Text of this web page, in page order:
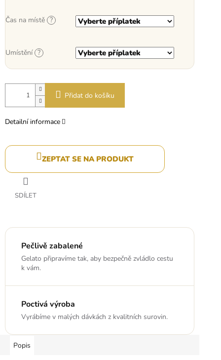
Čas na místě ?
Umístění ?
Přidat do košíku
Detailní informace
ZEPTAT SE NA PRODUKT
SDÍLET
Pečlivě zabalené
Gelato připravíme tak, aby bezpečně zvládlo cestu
k vám.
Poctivá výroba
Vyrábíme v malých dávkách z kvalitních surovin.
Popis